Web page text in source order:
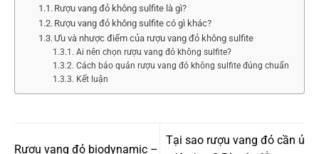
Rượu vang đỏ không sulfite là gì?
Rượu vang đỏ không sulfite có gì khác?
Ưu và nhược điểm của rượu vang đỏ không sulfite
Ai nên chọn rượu vang đỏ không sulfite?
Cách bảo quản rượu vang đỏ không sulfite đúng chuẩn
Kết luận
Rượu vang đỏ biodynamic –
Tại sao rượu vang đỏ cần ủ